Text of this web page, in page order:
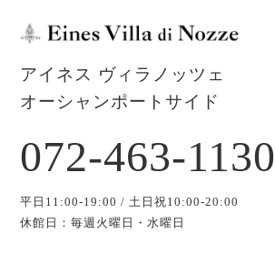
アイネス ヴィラノッツェ
オーシャンポートサイド
072-463-1130
平日11:00-19:00 / 土日祝10:00-20:00
休館日：毎週火曜日・水曜日